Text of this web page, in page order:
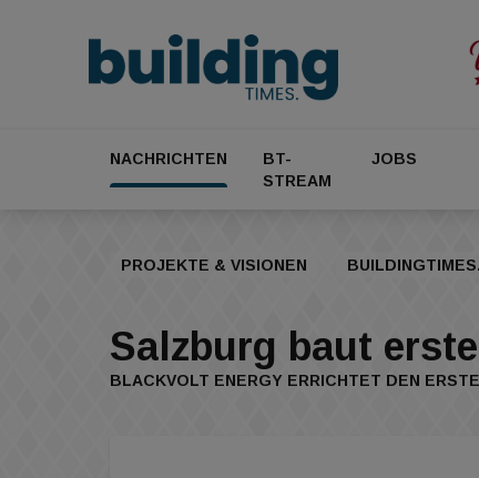
NACHRICHTEN
BT-
STREAM
JOBS
PROJEKTE & VISIONEN
Salzburg baut
BLACKVOLT ENERGY ERRICHTET DEN